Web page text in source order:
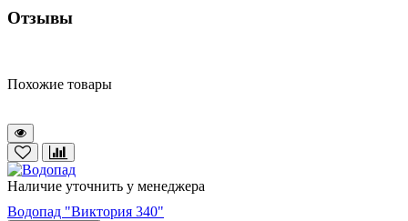
Отзывы
Похожие товары
Наличие уточнить у менеджера
Водопад "Виктория 340"